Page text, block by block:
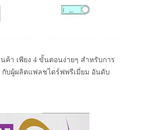
ค้า เพียง 4 ขั้นตอนง่ายๆ สำหรับการ
บผู้ผลิตแฟลชไดร์ฟพรีเมี่ยม อันดับ